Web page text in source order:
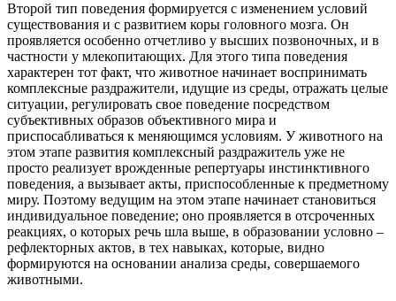
Второй тип поведения формируется с изменением условий
существования и с развитием коры головного мозга. Он
проявляется особенно отчетливо у высших позвоночных, и в
частности у млекопитающих. Для этого типа поведения
характерен тот факт, что животное начинает воспринимать
комплексные раздражители, идущие из среды, отражать целые
ситуации, регулировать свое поведение посредством
субъективных образов объективного мира и
приспосабливаться к меняющимся условиям. У животного на
этом этапе развития комплексный раздражитель уже не
просто реализует врожденные репертуары инстинктивного
поведения, а вызывает акты, приспособленные к предметному
миру. Поэтому ведущим на этом этапе начинает становиться
индивидуальное поведение; оно проявляется в отсроченных
реакциях, о которых речь шла выше, в образовании условно –
рефлекторных актов, в тех навыках, которые, видно
формируются на основании анализа среды, совершаемого
животными.